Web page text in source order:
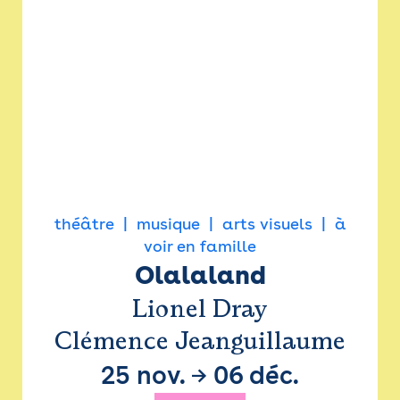
théâtre musique arts visuels
à
voir en famille
Olalaland
Lionel Dray
Clémence Jeanguillaume
25 nov. → 06 déc.